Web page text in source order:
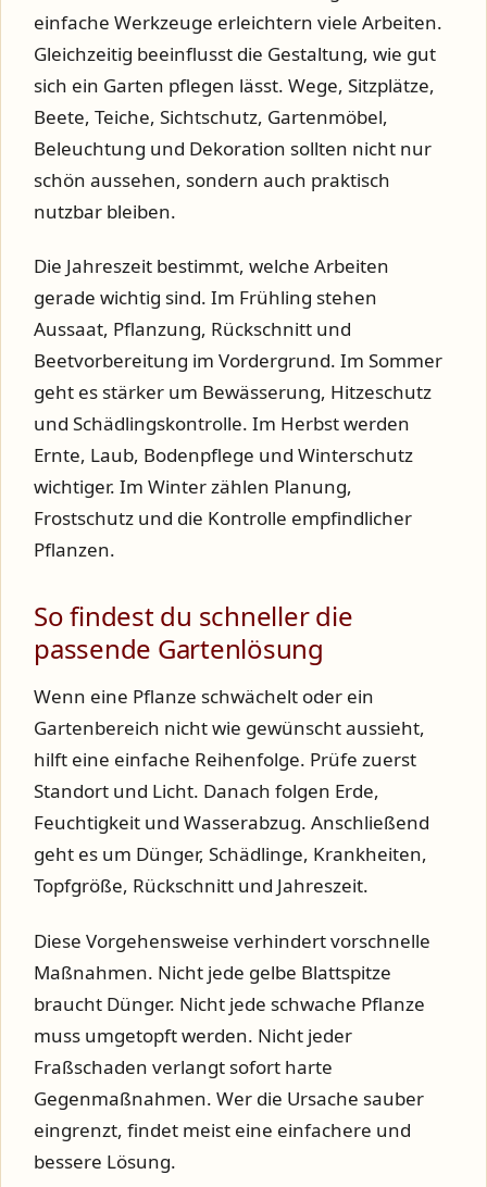
einfache Werkzeuge erleichtern viele Arbeiten.
Gleichzeitig beeinflusst die Gestaltung, wie gut
sich ein Garten pflegen lässt. Wege, Sitzplätze,
Beete, Teiche, Sichtschutz, Gartenmöbel,
Beleuchtung und Dekoration sollten nicht nur
schön aussehen, sondern auch praktisch
nutzbar bleiben.
Die Jahreszeit bestimmt, welche Arbeiten
gerade wichtig sind. Im Frühling stehen
Aussaat, Pflanzung, Rückschnitt und
Beetvorbereitung im Vordergrund. Im Sommer
geht es stärker um Bewässerung, Hitzeschutz
und Schädlingskontrolle. Im Herbst werden
Ernte, Laub, Bodenpflege und Winterschutz
wichtiger. Im Winter zählen Planung,
Frostschutz und die Kontrolle empfindlicher
Pflanzen.
So findest du schneller die
passende Gartenlösung
Wenn eine Pflanze schwächelt oder ein
Gartenbereich nicht wie gewünscht aussieht,
hilft eine einfache Reihenfolge. Prüfe zuerst
Standort und Licht. Danach folgen Erde,
Feuchtigkeit und Wasserabzug. Anschließend
geht es um Dünger, Schädlinge, Krankheiten,
Topfgröße, Rückschnitt und Jahreszeit.
Diese Vorgehensweise verhindert vorschnelle
Maßnahmen. Nicht jede gelbe Blattspitze
braucht Dünger. Nicht jede schwache Pflanze
muss umgetopft werden. Nicht jeder
Fraßschaden verlangt sofort harte
Gegenmaßnahmen. Wer die Ursache sauber
eingrenzt, findet meist eine einfachere und
bessere Lösung.